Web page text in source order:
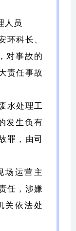
人员
环科长、
对事故的
责任事故
水处理工
发生负有
罪，由司
场运营主
任，涉嫌
关依法处